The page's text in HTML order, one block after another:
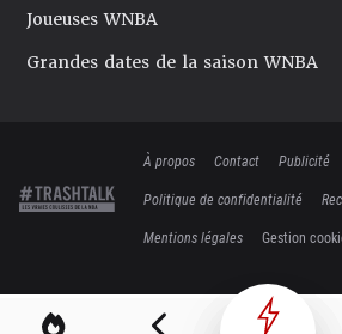
Joueuses WNBA
Grandes dates de la saison WNBA
À propos Contact
Publicité
Politique de confidentialité
Mentions légales
Gestion